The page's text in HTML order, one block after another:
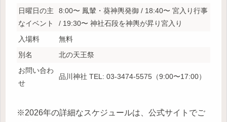
日曜日の主
なイベント
8:00〜 鳳輦・葵神輿発御 / 18:40〜 宮入り行事
/ 19:30〜 神社石段を神輿が昇り宮入り
入場料
無料
別名
北の天王祭
お問い合わ
せ
品川神社 TEL: 03-3474-5575（9:00〜17:00）
※2026年の詳細なスケジュールは、公式サイトでご